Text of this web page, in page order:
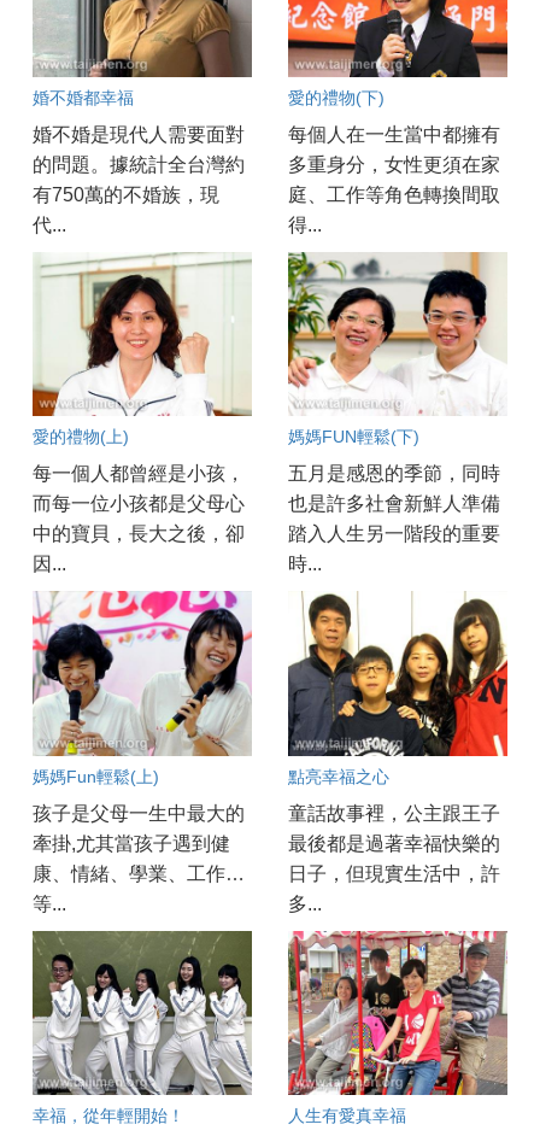
婚不婚都幸福
婚不婚是現代人需要面對
的問題。據統計全台灣約
有750萬的不婚族，現
代...
愛的禮物(下)
每個人在一生當中都擁有
多重身分，女性更須在家
庭、工作等角色轉換間取
得...
愛的禮物(上)
每一個人都曾經是小孩，
而每一位小孩都是父母心
中的寶貝，長大之後，卻
因...
媽媽FUN輕鬆(下)
五月是感恩的季節，同時
也是許多社會新鮮人準備
踏入人生另一階段的重要
時...
媽媽Fun輕鬆(上)
孩子是父母一生中最大的
牽掛,尤其當孩子遇到健
康、情緒、學業、工作…
等...
點亮幸福之心
童話故事裡，公主跟王子
最後都是過著幸福快樂的
日子，但現實生活中，許
多...
幸福，從年輕開始！ 人生有愛真幸福